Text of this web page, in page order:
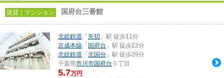
賃貸｜マンション 国府台三番館
北総鉄道 「 矢切 」駅 徒歩11分
京成本線 「 国府台 」駅 徒歩22分
北総鉄道 「 北国分 」駅 徒歩29分
千葉県市川市国府台 ５丁目
5.7万円